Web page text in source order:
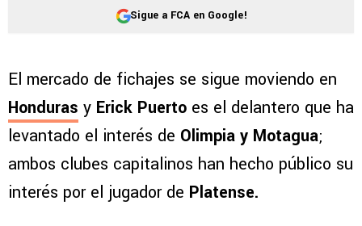
Sigue a FCA en Google!
El mercado de fichajes se sigue moviendo en
Honduras y Erick Puerto es el delantero que ha
levantado el interés de Olimpia y Motagua;
ambos clubes capitalinos han hecho público su
interés por el jugador de Platense.